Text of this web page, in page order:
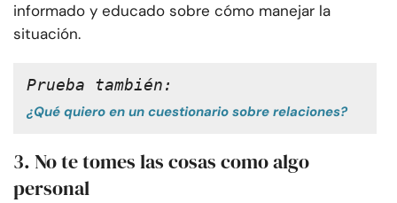
informado y educado sobre cómo manejar la
situación.
Prueba también:
¿Qué quiero en un cuestionario sobre relaciones?
3. No te tomes las cosas como algo
personal